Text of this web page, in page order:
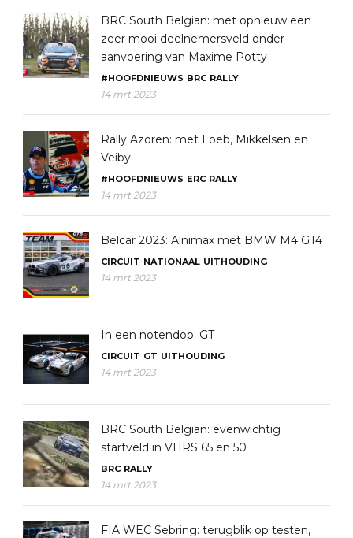
BRC South Belgian: met opnieuw een
zeer mooi deelnemersveld onder
aanvoering van Maxime Potty
#HOOFDNIEUWS BRC RALLY
14 mrt 2023
Rally Azoren: met Loeb, Mikkelsen en
Veiby
#HOOFDNIEUWS ERC RALLY
14 mrt 2023
Belcar 2023: Alnimax met BMW M4 GT4
CIRCUIT NATIONAAL UITHOUDING
14 mrt 2023
In een notendop: GT
CIRCUIT GT UITHOUDING
14 mrt 2023
BRC South Belgian: evenwichtig
startveld in VHRS 65 en 50
BRC RALLY
14 mrt 2023
FIA WEC Sebring: terugblik op testen,